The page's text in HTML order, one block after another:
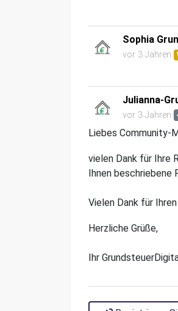
Sophia
vor 3 Jahren
Julianna-
vor 3 Jahren
Liebes Community-
vielen Dank für Ihre
Ihnen beschriebene
Vielen Dank für
Herzliche Grüße,
Ihr